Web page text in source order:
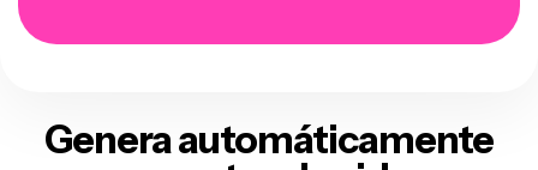
Genera automáticamente